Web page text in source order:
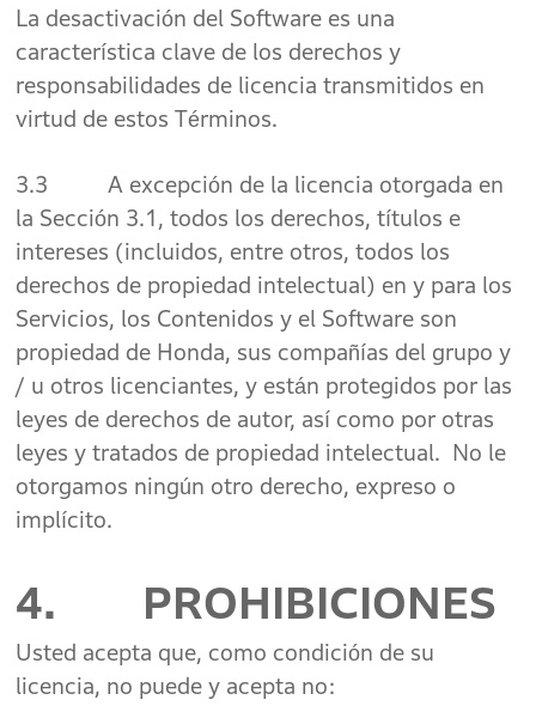
La desactivación del Software es una
característica clave de los derechos y
responsabilidades de licencia transmitidos en
virtud de estos Términos.
3.3 A excepción de la licencia otorgada en
la Sección 3.1, todos los derechos, títulos e
intereses (incluidos, entre otros, todos los
derechos de propiedad intelectual) en y para los
Servicios, los Contenidos y el Software son
propiedad de Honda, sus compañías del grupo y
/ u otros licenciantes, y están protegidos por las
leyes de derechos de autor, así como por otras
leyes y tratados de propiedad intelectual. No le
otorgamos ningún otro derecho, expreso o
implícito.
4. PROHIBICIONES
Usted acepta que, como condición de su
licencia, no puede y acepta no: